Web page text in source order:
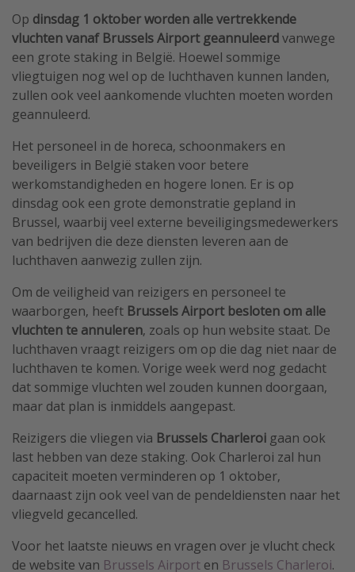
Reisblog
Reiskalender
25 beste pretparken
Beste keukens ter wereld
Center Parcs
Strandvakantie in Italië
Strandvakantie in Nederland
All inclusive vakantie in Griekenland
Op dinsdag 1 oktober worden alle vertrekkende
vluchten vanaf Brussels Airport geannuleerdvanwege
een grote staking in België. Hoewel sommige
vliegtuigen nog wel op de luchthaven kunnen landen,
zullen ook veel aankomende vluchten moeten worden
geannuleerd.
Het personeel in de horeca, schoonmakers en
beveiligers in België staken voor betere
werkomstandigheden en hogere lonen. Er is op
dinsdag ook een grote demonstratie gepland in
Brussel, waarbij veel externe beveiligingsmedewerkers
van bedrijven die deze diensten leveren aan de
luchthaven aanwezig zullen zijn.
Om de veiligheid van reizigers en personeel te
waarborgen, heeft Brussels Airport besloten om alle
vluchten te annuleren, zoals op hun website staat. De
luchthaven vraagt reizigers om op die dag niet naar de
luchthaven te komen. Vorige week werd nog gedacht
dat sommige vluchten wel zouden kunnen doorgaan,
maar dat plan is inmiddels aangepast.
Reizigers die vliegen via Brussels Charleroi gaan ook
last hebben van deze staking. Ook Charleroi zal hun
capaciteit moeten verminderen op 1 oktober,
daarnaast zijn ook veel van de pendeldiensten naar het
vliegveld gecancelled.
Voor het laatste nieuws en vragen over je vlucht check
de website van Brussels Airport en Brussels Charleroi.